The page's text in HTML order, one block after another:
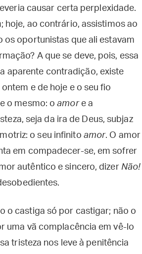
causar certa perplexidade.
hoje, ao contrário, assistimos ao
os oportunistas que ali estavam
A que se deve, pois, essa
aparente contradição, existe
e de hoje e o seu fio
o mesmo: oamore a
seja da ira de Deus, subjaz
o seu infinito amor. O amor
em compadecer-se, em sofrer
autêntico e sincero, dizer Não!
o castiga só por castigar; não o
uma vã complacência em vê-lo
tristeza nos leve à penitência